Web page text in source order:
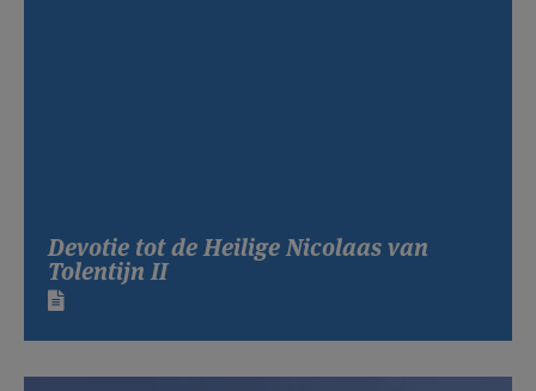
Devotie tot de Heilige Nicolaas van
Tolentijn II